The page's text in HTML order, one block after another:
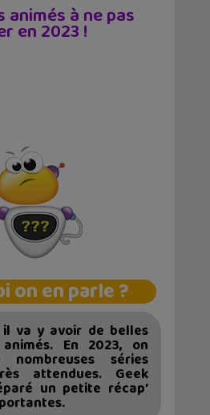
animés à ne pas
en 2023 !
on en parle ?
va y avoir de belles
En 2023, on
séries
attendues. Geek
un petite récap’